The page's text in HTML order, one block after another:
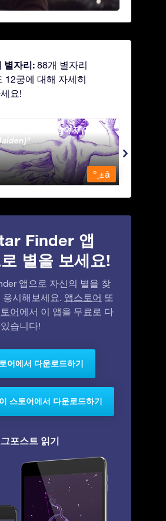
별자리: 88개 별자리
12궁에 대해 자세히
요!
- 사슬에 묶인 여자 (The
º¸±â
Finder 앱
별을 보세요!
앱으로 자신의 별을 찾
응시해보세요. 앱스토어 또
어 에서 이 앱을 무료로 다
습니다!
어에서 다운로드하기
스토어에서 다운로드하기
포스트 읽기